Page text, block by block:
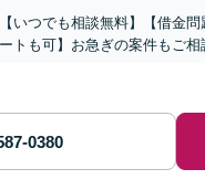
いつでも相談無料】【借金
トも可】お急ぎの案件もご